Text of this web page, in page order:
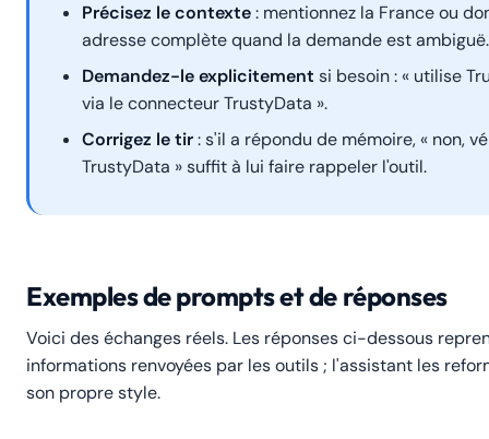
Précisez le contexte: mentionnez la France ou
adresse complète quand la demande est ambiguë.
Demandez-le explicitement si besoin : « utilise
via le connecteur TrustyData ».
Corrigez le tir: s'il a répondu de mémoire, « non,
TrustyData » suffit à lui faire rappeler l'outil.
Exemples de prompts et de réponses
Voici des échanges réels. Les réponses ci-dessous
informations renvoyées par les outils ; l'assistant les
son propre style.